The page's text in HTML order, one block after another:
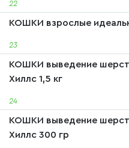
22
23
КОШКИ взрослые
24
КОШКИ выведение
Хиллс 1,5 кг
КОШКИ выведение
Хиллс 300 гр